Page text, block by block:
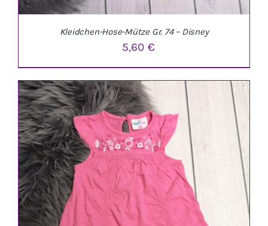
IN DEN WARENKORB / DETAILS
Kleidchen-Hose-Mütze Gr. 74 – Disney
5,60€